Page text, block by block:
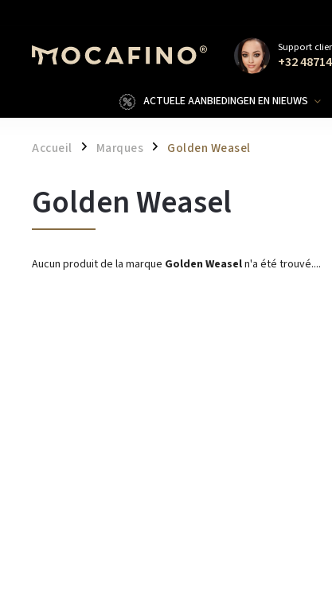
Support
+32
ACTUELE AANBIEDINGEN EN NIEUWS
Accueil / Marques / Golden Weasel
Golden Weasel
Aucun produit de la marque Golden Weaseln'a été trouvé....